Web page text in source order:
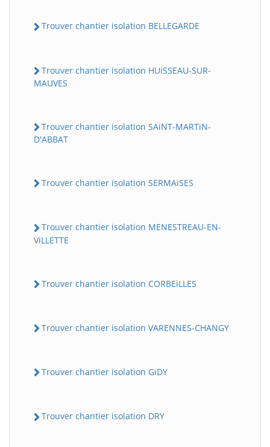
Trouver chantier isolation BELLEGARDE
Trouver chantier isolation HUiSSEAU-SUR-
MAUVES
Trouver chantier isolation SAiNT-MARTiN-
D'ABBAT
Trouver chantier isolation SERMAiSES
Trouver chantier isolation MENESTREAU-EN-
ViLLETTE
Trouver chantier isolation CORBEiLLES
Trouver chantier isolation VARENNES-CHANGY
Trouver chantier isolation GiDY
Trouver chantier isolation DRY